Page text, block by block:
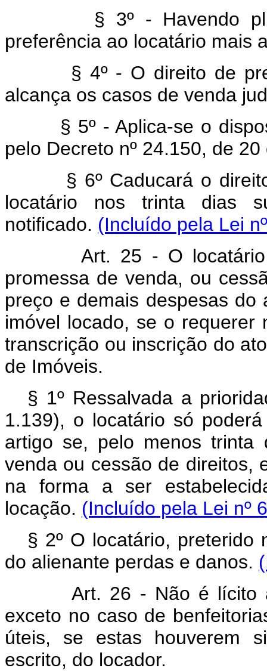
§ 3º - Havendo
preferência ao locatário mais
§ 4º - O direito de
alcança os casos de venda
§ 5º - Aplica-se o
pelo Decreto nº 24.150, de
§ 6º Caducará o direito
locatário nos trinta dias
notificado. (Incluído pela Lei
Art. 25 - O locatário a
promessa de venda, ou
preço e demais despesas
imóvel locado, se o
transcrição ou inscrição do
de Imóveis.
§ 1º Ressalvada a
1.139), o locatário só
artigo se, pelo menos trinta
venda ou cessão de direitos,
na forma a ser
locação. (Incluído pela Lei nº
§ 2º O locatário, preterido
do alienante perdas e danos.
Art. 26 - Não é lícito ao
exceto no caso de
úteis, se estas houverem
escrito, do locador.